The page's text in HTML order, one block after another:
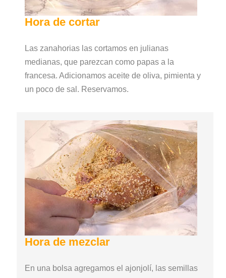
Hora de cortar
Las zanahorias las cortamos en julianas
medianas, que parezcan como papas a la
francesa. Adicionamos aceite de oliva, pimienta y
un poco de sal. Reservamos.
Hora de mezclar
En una bolsa agregamos el ajonjolí, las semillas